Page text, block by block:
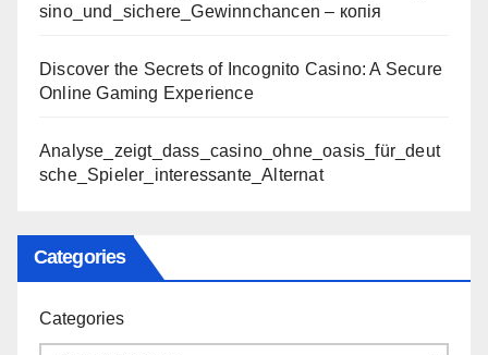
sino_und_sichere_Gewinnchancen – копія
Discover the Secrets of Incognito Casino: A Secure
Online Gaming Experience
Analyse_zeigt_dass_casino_ohne_oasis_für_deut
sche_Spieler_interessante_Alternat
Categories
Categories